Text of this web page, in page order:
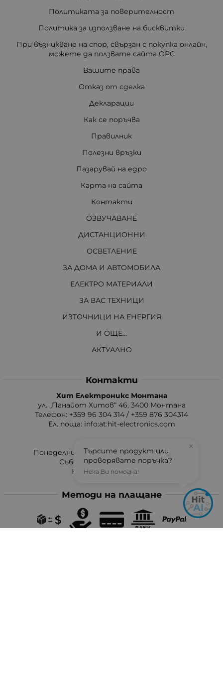
Политиката за поверителност
Политика за използване на бисквитки
При възникване на спор, свързан с покупка онлайн,
можете да ползвате сайта ОРС
Вашите права
Отказ от сделка
Декларации
Как се поръчва
Правилник
Полезни връзки
Пазарувай на едро
Карта на сайта
Контакти
ОЗВУЧАВАНЕ
ДИСТАНЦИОННИ
ОСВЕТЛЕНИЕ
ЗА ДОМА И АВТОМОБИЛА
ЕЛЕКТРО МАТЕРИАЛИ
ЗА ВАС ТЕХНИЦИ
ИЗТОЧНИЦИ НА ЕНЕРГИЯ
И ОЩЕ...
АКТУАЛНО
Контакти
Хит Електроникс Монтана
ул. „Панайот Хитов“ 46, 3400 Монтана
Телефон: +359 96 304 314 / +359 876 304314
Ел. поща: info:at:hit-electronics.com
Понеделник до Петък: от 9:00 до 18:00 ч.
Събота: от 09:00 до 17:00 ч.
Неделя: Почивен ден
Методи на плащане
×
Търсите продукт или
проверявате поръчка?
Нека Ви помогна!